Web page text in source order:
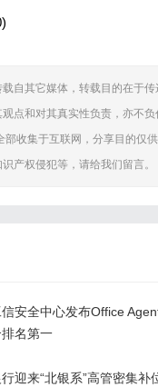
自其它媒体，转载目的在于传
点和对其真实性负责，亦不
部收集于互联网，分享目的仅
产权侵犯等，请给我们留言。
信安全中心发布Office
名第一
迎来“北银系”高管密集补